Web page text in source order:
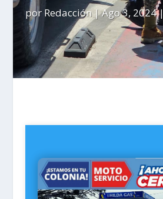
por Redacción|Ago 3, 2024|